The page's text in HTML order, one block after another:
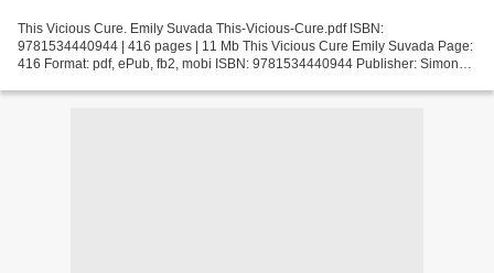
This Vicious Cure. Emily Suvada This-Vicious-Cure.pdf ISBN:
9781534440944 | 416 pages | 11 Mb This Vicious Cure Emily Suvada Page:
416 Format: pdf, ePub, fb2, mobi ISBN: 9781534440944 Publisher: Simon